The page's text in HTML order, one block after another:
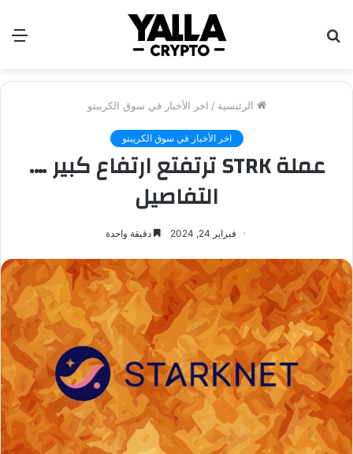
الرئيسية / اخر الأخبار في سوق الكريبتو
اخر الأخبار في سوق الكريبتو
عملة STRK ترتفتع ارتفاع كبير ….
التفاصيل
فبراير 24, 2024 دقيقة واحدة